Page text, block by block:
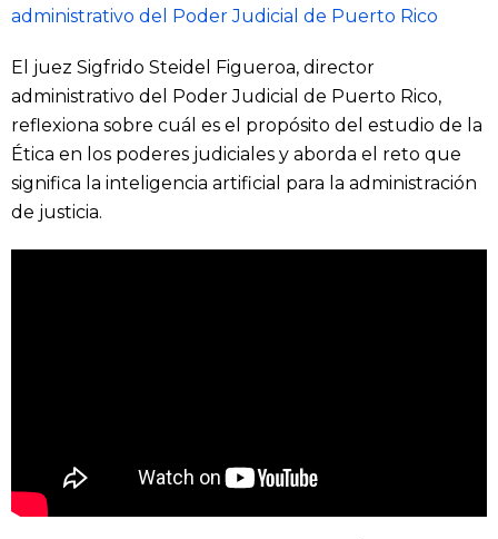
administrativo del Poder Judicial de Puerto Rico
El juez Sigfrido Steidel Figueroa, director
administrativo del Poder Judicial de Puerto Rico,
reflexiona sobre cuál es el propósito del estudio de la
Ética en los poderes judiciales y aborda el reto que
significa la inteligencia artificial para la administración
de justicia.